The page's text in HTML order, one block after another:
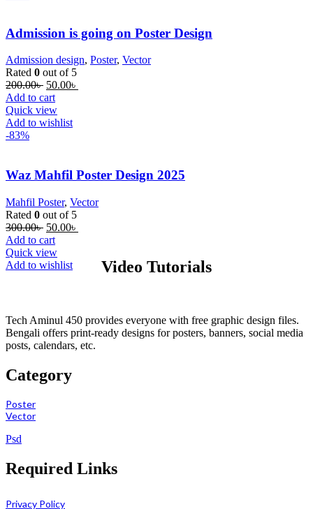
Admission is going on Poster Design
Admission design, Poster, Vector
Rated 0 out of 5
200.00৳ Original
price
was:
200.00৳ .
50.00৳
Add to cart
Quick view
Add to wishlist
-83%
Waz Mahfil Poster Design 2025
Mahfil Poster, Vector
Rated 0 out of 5
300.00৳ Original
price
was:
300.00৳ .
50.00৳
50.00৳ .
Add to cart
Quick view
Add to wishlist
Video Tutorials
Tech Aminul 450 provides everyone with free graphic design files.
Bengali offers print-ready designs for posters, banners, social media
posts, calendars, etc.
Category
Poster
Vector
Psd
Required Links
Privacy Policy